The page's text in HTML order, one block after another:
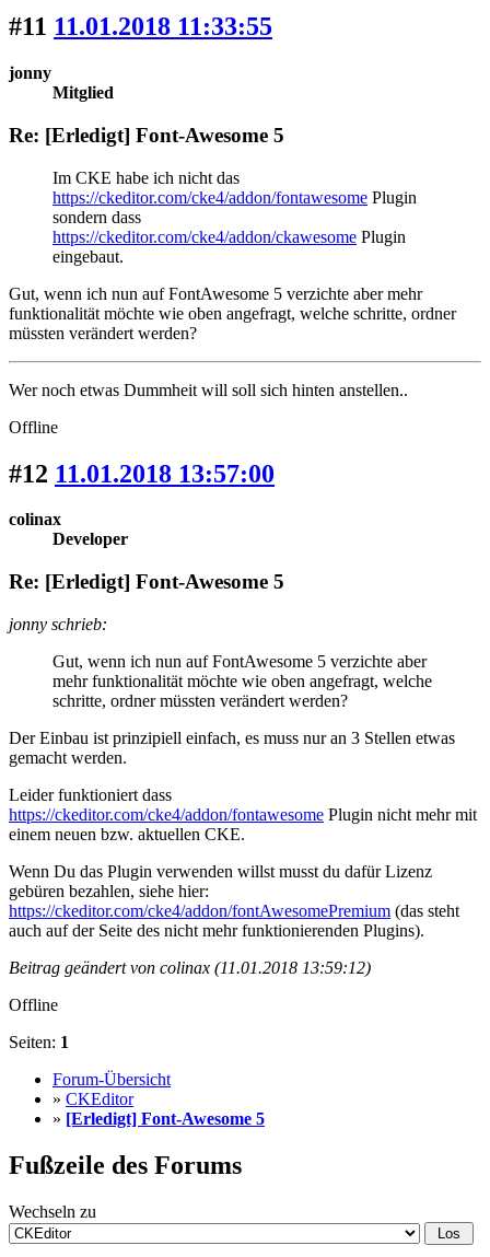
#11 11.01.2018 11:33:55
jonny
Mitglied
Re: [Erledigt] Font-Awesome 5
Im CKE habe ich nicht das
https://ckeditor.com/cke4/addon/fontawesome Plugin
sondern dass
https://ckeditor.com/cke4/addon/ckawesome Plugin
eingebaut.
Gut, wenn ich nun auf FontAwesome 5 verzichte aber mehr
funktionalität möchte wie oben angefragt, welche schritte, ordner
müssten verändert werden?
Wer noch etwas Dummheit will soll sich hinten anstellen..
Offline
#12 11.01.2018 13:57:00
colinax
Developer
Re: [Erledigt] Font-Awesome 5
jonny schrieb:
Gut, wenn ich nun auf FontAwesome 5 verzichte aber
mehr funktionalität möchte wie oben angefragt, welche
schritte, ordner müssten verändert werden?
Der Einbau ist prinzipiell einfach, es muss nur an 3 Stellen etwas
gemacht werden.
Leider funktioniert dass
https://ckeditor.com/cke4/addon/fontawesome Plugin nicht mehr mit
einem neuen bzw. aktuellen CKE.
Wenn Du das Plugin verwenden willst musst du dafür Lizenz
gebüren bezahlen, siehe hier:
https://ckeditor.com/cke4/addon/fontAwesomePremium (das steht
auch auf der Seite des nicht mehr funktionierenden Plugins).
Beitrag geändert von colinax (11.01.2018 13:59:12)
Offline
Seiten: 1
Forum-Übersicht
» CKEditor
» [Erledigt] Font-Awesome 5
Fußzeile des Forums
Wechseln zu